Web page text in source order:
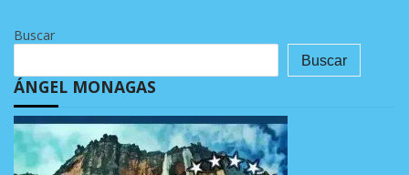
Buscar
Buscar
ÁNGEL MONAGAS